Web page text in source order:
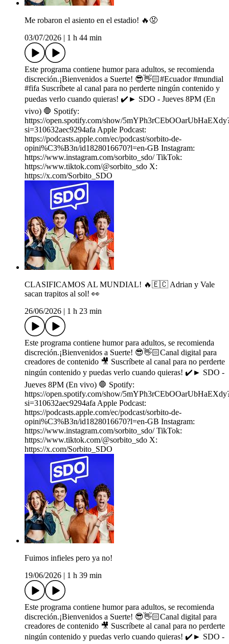
Me robaron el asiento en el estadio! 🔥😡
03/07/2026
1 h 44 min
Este programa contiene humor para adultos, se recomienda
discreción.¡Bienvenidos a Suerte! 😎👋🏻#Ecuador #mundial
#fifa Suscríbete al canal para no perderte ningún contenido y
puedas verlo cuando quieras! ✔️► SDO - Jueves 8PM (En
vivo) 🛑 Spotify:
⁠https://open.spotify.com/show/
si=310632aec9294afa Apple Podcast:
⁠https://podcasts.apple.com/ec/podcast/sorbito-de-
opini%C3%B3n/id1828016670?l=en-GB Instagram:
⁠https://www.instagram.com/sorbito_sdo/ TikTok:
⁠https://www.tiktok.com/@sorbito_sdo X:
⁠https://x.com/Sorbito_SDO
CLASIFICAMOS AL MUNDIAL! 🔥🇪🇨 Adrian y Vale
sacan trapitos al sol! 👀
26/06/2026
1 h 23 min
Este programa contiene humor para adultos, se recomienda
discreción.¡Bienvenidos a Suerte! 😎👋🏻Canal digital para
creadores de contenido 🎥 Suscríbete al canal para no perderte
ningún contenido y puedas verlo cuando quieras! ✔️► SDO -
Jueves 8PM (En vivo) 🛑 Spotify:
⁠https://open.spotify.com/show/
si=310632aec9294afa Apple Podcast:
⁠https://podcasts.apple.com/ec/podcast/sorbito-de-
opini%C3%B3n/id1828016670?l=en-GB Instagram:
⁠https://www.instagram.com/sorbito_sdo/ TikTok:
⁠https://www.tiktok.com/@sorbito_sdo X:
⁠https://x.com/Sorbito_SDO
Fuimos infieles pero ya no!
19/06/2026
1 h 39 min
Este programa contiene humor para adultos, se recomienda
discreción.¡Bienvenidos a Suerte! 😎👋🏻Canal digital para
creadores de contenido 🎥 Suscríbete al canal para no perderte
ningún contenido y puedas verlo cuando quieras! ✔️► SDO -